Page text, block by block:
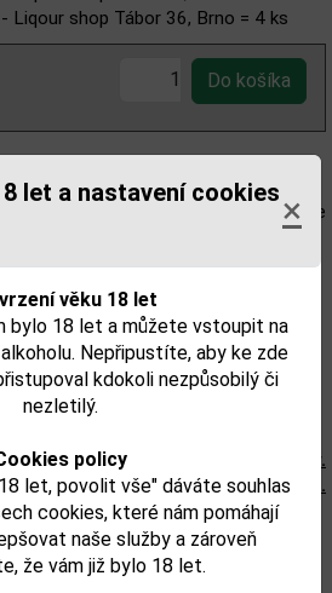
let a nastavení cookies×
věku 18 let
bylo 18 let a můžete vstoupit na
Nepřipustíte, aby ke zde
kdokoli nezpůsobilý či
nezletilý.
policy
let, povolit vše" dáváte souhlas
cookies, které nám pomáhají
naše služby a zároveň
že vám již bylo 18 let.
Liqour shop Tábor 36, Brno = 4 ks
vzniká tak, že druhá fermentace
2,5 baru, oproti spumante,
je čerstvé víno s méně
pro oslavy, romantické večeře
šumivých vín. Jeho universální
něj dělají ideálního společníka pro
produkt môže obsahovať alergény.
sú k dispozícii na obale výrobku.
konzumáciou.